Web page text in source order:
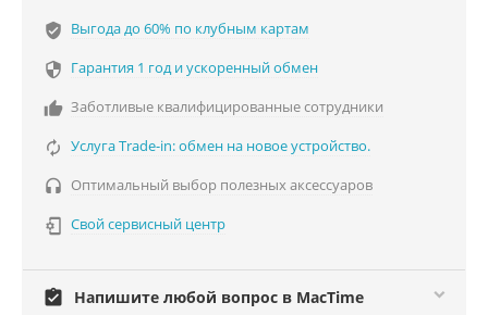
verified_user Выгода до 60% по клубным картам
 Гарантия 1 год и ускоренный обмен
 Заботливые квалифицированные сотрудники
 Услуга Trade-in: обмен на новое устройство.
 Оптимальный выбор полезных аксессуаров
 Свой сервисный центр
assignment_turned_in Напишите любой вопрос в MacTime